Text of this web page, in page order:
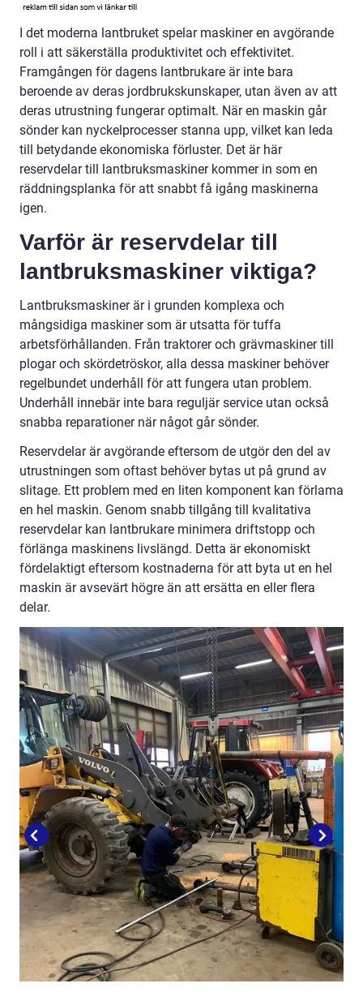
I det moderna lantbruket spelar maskiner en avgörande
roll i att säkerställa produktivitet och effektivitet.
Framgången för dagens lantbrukare är inte bara
beroende av deras jordbrukskunskaper, utan även av att
deras utrustning fungerar optimalt. När en maskin går
sönder kan nyckelprocesser stanna upp, vilket kan leda
till betydande ekonomiska förluster. Det är här
reservdelar till lantbruksmaskiner kommer in som en
räddningsplanka för att snabbt få igång maskinerna
igen.
Varför är reservdelar till
lantbruksmaskiner viktiga?
Lantbruksmaskiner är i grunden komplexa och
mångsidiga maskiner som är utsatta för tuffa
arbetsförhållanden. Från traktorer och grävmaskiner till
plogar och skördetröskor, alla dessa maskiner behöver
regelbundet underhåll för att fungera utan problem.
Underhåll innebär inte bara reguljär service utan också
snabba reparationer när något går sönder.
Reservdelar är avgörande eftersom de utgör den del av
utrustningen som oftast behöver bytas ut på grund av
slitage. Ett problem med en liten komponent kan förlama
en hel maskin. Genom snabb tillgång till kvalitativa
reservdelar kan lantbrukare minimera driftstopp och
förlänga maskinens livslängd. Detta är ekonomiskt
fördelaktigt eftersom kostnaderna för att byta ut en hel
maskin är avsevärt högre än att ersätta en eller flera
delar.